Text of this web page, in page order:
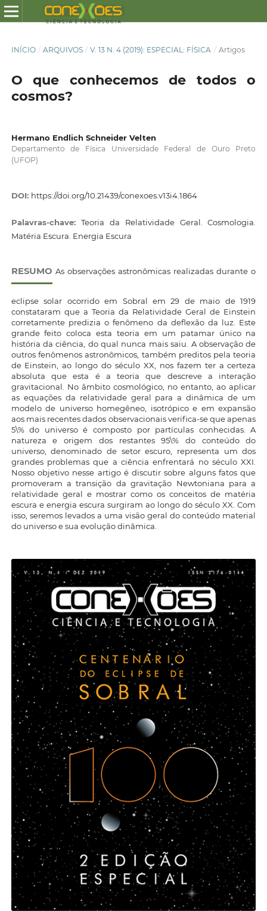
INÍCIO / ARQUIVOS / V. 13 N. 4 (2019): ESPECIAL: FÍSICA / Artigos
O que conhecemos de todos o
cosmos?
Hermano Endlich Schneider Velten
Departamento de Física Universidade Federal de Ouro Preto
(UFOP)
DOI: https://doi.org/10.21439/conexoes.v13i4.1864
Palavras-chave:Teoria da Relatividade Geral. Cosmologia.
Matéria Escura. Energia Escura
RESUMO As observações astronômicas realizadas durante o
eclipse solar ocorrido em Sobral em 29 de maio de 1919
constataram que a Teoria da Relatividade Geral de Einstein
corretamente predizia o fenômeno da deflexão da luz. Este
grande feito coloca esta teoria em um patamar único na
história da ciência, do qual nunca mais saiu. A observação de
outros fenômenos astronômicos, também preditos pela teoria
de Einstein, ao longo do século XX, nos fazem ter a certeza
absoluta que esta é a teoria que descreve a interação
gravitacional. No âmbito cosmológico, no entanto, ao aplicar
as equações da relatividade geral para a dinâmica de um
modelo de universo homegêneo, isotrópico e em expansão
aos mais recentes dados observacionais verifica-se que apenas
5\% do universo é composto por partículas conhecidas. A
natureza e origem dos restantes 95\% do conteúdo do
universo, denominado de setor escuro, representa um dos
grandes problemas que a ciência enfrentará no século XXI.
Nosso objetivo nesse artigo é discutir sobre alguns fatos que
promoveram a transição da gravitação Newtoniana para a
relatividade geral e mostrar como os conceitos de matéria
escura e energia escura surgiram ao longo do século XX. Com
isso, seremos levados a uma visão geral do conteúdo material
do universo e sua evolução dinâmica.